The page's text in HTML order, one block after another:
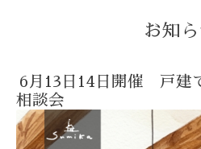
お知
6月13日14日開催 戸建
相談会